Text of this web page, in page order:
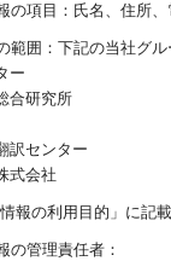
の項目：氏名、住所
範囲：下記の当社グル
ー
合研究所
訳センター
式会社
報の利用目的」に記
の管理責任者：